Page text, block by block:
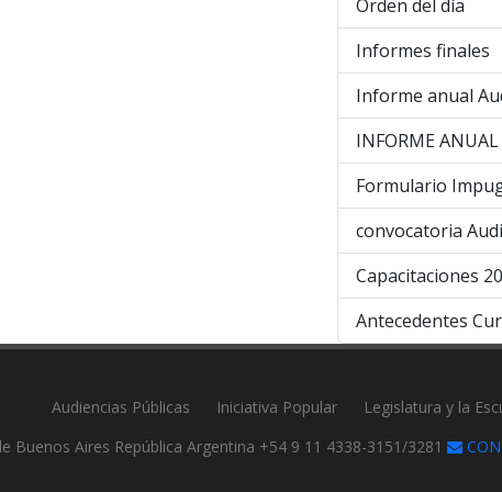
Orden del día
Informes finales
Informe anual
INFORME ANUAL
Formulario
convocatoria
Capacitaciones
Antecedentes
Audiencias Públicas Iniciativa Popular Legislatura y la
Buenos Aires República Argentina +54 9 11 4338-3151/3281